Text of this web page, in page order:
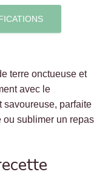
terre onctueuse et
avec le
savoureuse, parfaite
ou sublimer un repas